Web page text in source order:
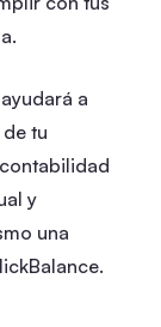
a
de tu
y
una